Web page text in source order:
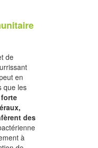
de
en
que les
forte
des
à